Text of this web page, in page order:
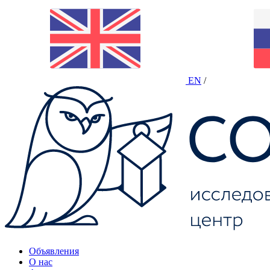
EN /
Объявления
О нас